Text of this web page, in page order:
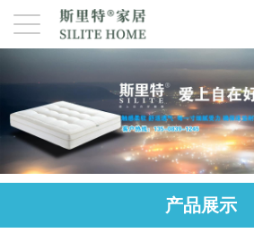
产品展示